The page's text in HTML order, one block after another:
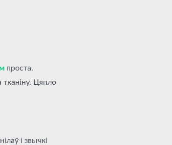
проста.
Цяпло
і звычкі